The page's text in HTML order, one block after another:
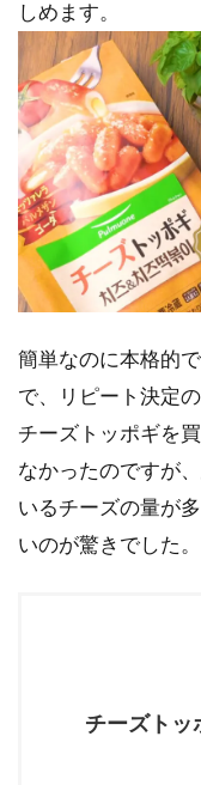
しめます。
簡単なのに本格的
で、リピート決定
チーズトッポギを
なかったのですが
いるチーズの量が
いのが驚きでした。
チーズトッ